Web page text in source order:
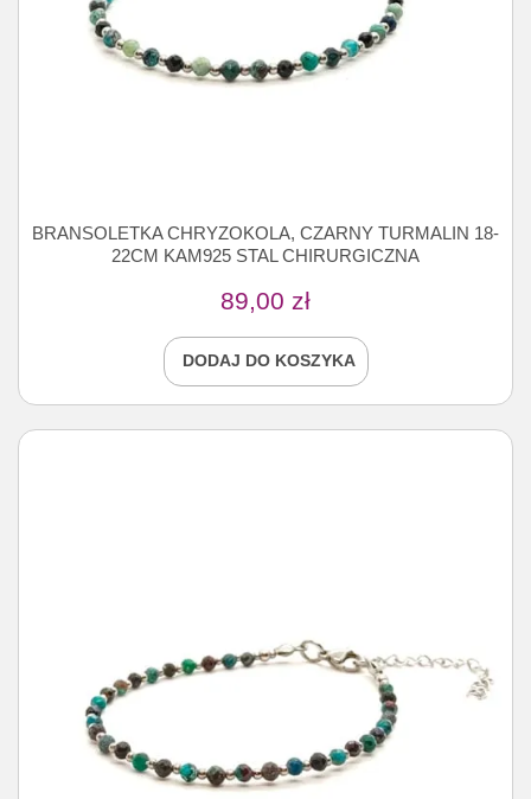
BRANSOLETKA CHRYZOKOLA, CZARNY TURMALIN 18-
22CM KAM925 STAL CHIRURGICZNA
89,00 zł
DODAJ DO KOSZYKA